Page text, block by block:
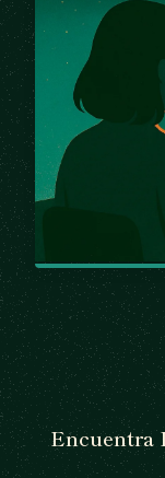
Encuentra